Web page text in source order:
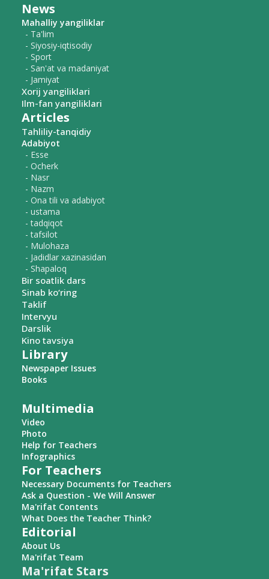
News
Mahalliy yangiliklar
- Ta'lim
- Siyosiy-iqtisodiy
- Sport
- San'at va madaniyat
- Jamiyat
Xorij yangiliklari
Ilm-fan yangiliklari
Articles
Tahliliy-tanqidiy
Adabiyot
- Esse
- Ocherk
- Nasr
- Nazm
- Ona tili va adabiyot
- ustama
- tadqiqot
- tafsilot
- Mulohaza
- Jadidlar xazinasidan
- Shapaloq
Bir soatlik dars
Sinab ko‘ring
Taklif
Intervyu
Darslik
Kino tavsiya
Library
Newspaper Issues
Books
Multimedia
Video
Photo
Help for Teachers
Infographics
For Teachers
Necessary Documents for Teachers
Ask a Question - We Will Answer
Ma'rifat Contents
What Does the Teacher Think?
Editorial
About Us
Ma'rifat Team
Ma'rifat Stars